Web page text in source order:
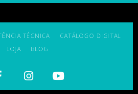
TÉCNICA
CATÁLOGO DIGITAL
LOJA
BLOG